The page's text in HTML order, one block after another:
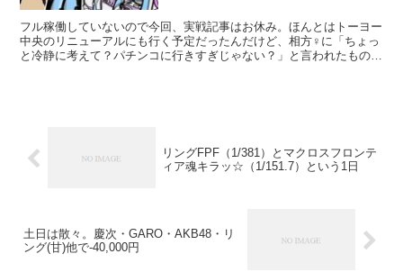
フル稼働していないので今回、実戦記事はお休み。ほんとはトーヨー
中央のリニューアルにも行く予定だったんだけど、相方♀に「ちょっ
と冷静に考えて？パチンコに行きすぎじゃない？」と言われたもので
リングFPF（1/381）とマクロスフロンテ
ィア魂キラッ☆（1/151.7）という1日
土日は散々。慶次・GARO・AKB48・リ
ング(甘)他で-40,000円